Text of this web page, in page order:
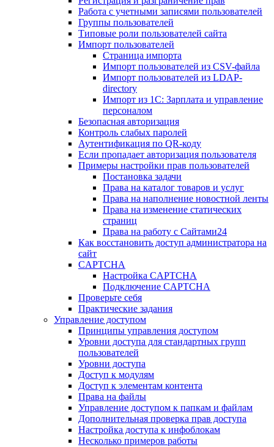
Работа с учетными записями пользователей
Группы пользователей
Типовые роли пользователей сайта
Импорт пользователей
Страница импорта
Импорт пользователей из CSV-файла
Импорт пользователей из LDAP-
directory
Импорт из 1С: Зарплата и управление
персоналом
Безопасная авторизация
Контроль слабых паролей
Аутентификация по QR-коду
Если пропадает авторизация пользователя
Примеры настройки прав пользователей
Постановка задачи
Права на каталог товаров и услуг
Права на наполнение новостной ленты
Права на изменение статических
страниц
Права на работу с Сайтами24
Как восстановить доступ администратора на
сайт
CAPTCHA
Настройка CAPTCHA
Подключение CAPTCHA
Проверьте себя
Практические задания
Управление доступом
Принципы управления доступом
Уровни доступа для стандартных групп
пользователей
Уровни доступа
Доступ к модулям
Доступ к элементам контента
Права на файлы
Управление доступом к папкам и файлам
Дополнительная проверка прав доступа
Настройка доступа к инфоблокам
Несколько примеров работы